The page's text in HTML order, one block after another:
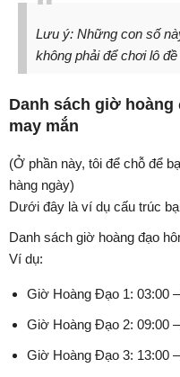
Lưu ý: Những con số
không phải để chơi lô
Danh sách giờ
may mắn
(Ở phần này, tôi để chỗ để
hàng ngày)
Dưới đây là ví dụ cấu trúc
Danh sách giờ hoàng đạo
Ví dụ:
Giờ Hoàng Đạo 1: 03:00
Giờ Hoàng Đạo 2: 09:00
Giờ Hoàng Đạo 3: 13:00